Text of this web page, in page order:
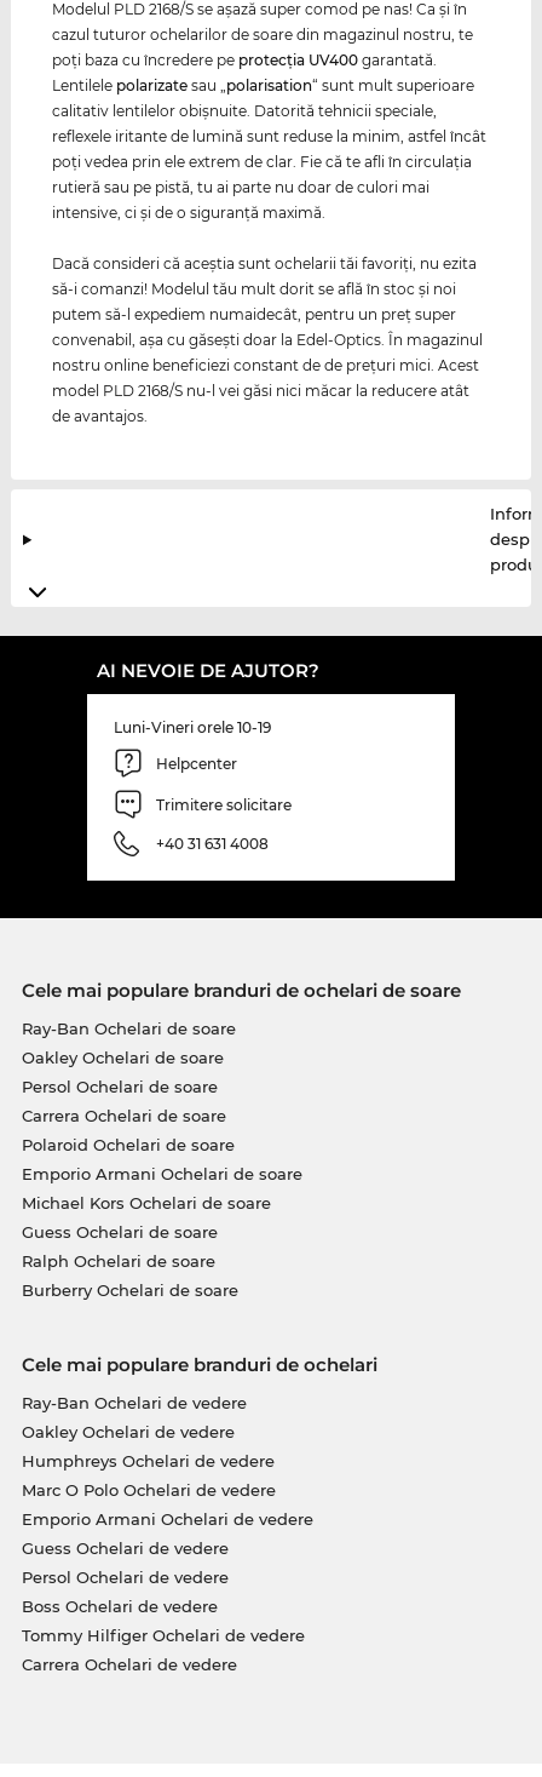
Modelul PLD 2168/S se aşază super comod pe nas! Ca și în
cazul tuturor ochelarilor de soare din magazinul nostru, te
poți baza cu încredere pe protecția UV400 garantată.
Lentilele polarizate sau „polarisation“ sunt mult superioare
calitativ lentilelor obişnuite. Datorită tehnicii speciale,
reflexele iritante de lumină sunt reduse la minim, astfel încât
poţi vedea prin ele extrem de clar. Fie că te afli în circulaţia
rutieră sau pe pistă, tu ai parte nu doar de culori mai
intensive, ci şi de o siguranţă maximă.
Dacă consideri că aceştia sunt ochelarii tăi favoriţi, nu ezita
să-i comanzi! Modelul tău mult dorit se află în stoc şi noi
putem să-l expediem numaidecât, pentru un preţ super
convenabil, aşa cu găseşti doar la Edel-Optics. În magazinul
nostru online beneficiezi constant de de preţuri mici. Acest
model PLD 2168/S nu-l vei găsi nici măcar la reducere atât
de avantajos.
AI NEVOIE DE AJUTOR?
Luni-Vineri orele 10-19
Helpcenter
Trimitere solicitare
+40 31 631 4008
Cele mai populare branduri de ochelari de soare
Ray-Ban Ochelari de soare
Oakley Ochelari de soare
Persol Ochelari de soare
Carrera Ochelari de soare
Polaroid Ochelari de soare
Emporio Armani Ochelari de soare
Michael Kors Ochelari de soare
Guess Ochelari de soare
Ralph Ochelari de soare
Burberry Ochelari de soare
Cele mai populare branduri de ochelari
Ray-Ban Ochelari de vedere
Oakley Ochelari de vedere
Humphreys Ochelari de vedere
Marc O Polo Ochelari de vedere
Emporio Armani Ochelari de vedere
Guess Ochelari de vedere
Persol Ochelari de vedere
Boss Ochelari de vedere
Tommy Hilfiger Ochelari de vedere
Carrera Ochelari de vedere